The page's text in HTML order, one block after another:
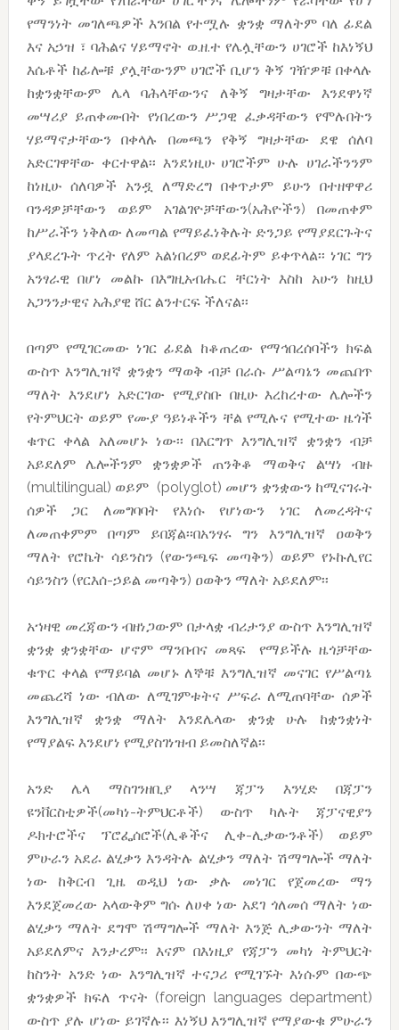
የማንነት መገለጫዎች እንበል የተሟሉ ቋንቋ ማለትም ባለ ፊደል
እና አኃዝ ፣ ባሕልና ሃይማኖት ወ.ዘ.ተ የሌሏቸውን ሀገሮች ከእነኝህ
እሴቶች ከፊሎቹ ያሏቸውንም ሀገሮች ቢሆን ቅኝ ገዥዎቹ በቀላሉ
ከቋንቋቸውም ሌላ ባሕላቸውንና ለቅኝ ግዛታቸው እንደዋነኛ
መሣሪያ ይጠቀሙበት የነበረውን ሥጋዊ ፈቃዳቸውን የሞሉበትን
ሃይማኖታቸውን በቀላሉ በመጫን የቅኝ ግዛታቸው ደዌ ሰለባ
አድርገዋቸው ቀርተዋል፡፡ እንደነዚሁ ሀገሮችም ሁሉ ሀገራችንንም
ከነዚሁ ሰለባዎች አንዷ ለማድረግ በቀጥታም ይሁን በተዘዋዋሪ
ባንዳዎቻቸውን ወይም አገልገዮቻቸውን(አሕዮችን) በመጠቀም
ከሥራችን ነቅለው ለመጣል የማይፈነቅሉት ድንጋይ የማያደርጉትና
ያላደረጉት ጥረት የለም አልነበረም ወደፊትም ይቀጥላል፡፡ ነገር ግን
አንፃራዊ በሆነ መልኩ በእግዚአብሔር ቸርነት እስከ አሁን ከዚህ
አጋንንታዊና አሕያዊ ሸር ልንተርፍ ችለናል፡፡
በጣም የሚገርመው ነገር ፊደል ከቆጠረው የማኅበረሰባችን ክፍል
ውስጥ እንግሊዝኛ ቋንቋን ማወቅ ብቻ በራሱ ሥልጣኔን መጨበጥ
ማለት እንደሆነ አድርገው የሚያስቡ በዚሁ እረከረተው ሌሎችን
የትምህርት ወይም የሙያ ዓይነቶችን ቸል የሚሉና የሚተው ዜጎች
ቁጥር ቀላል አለመሆኑ ነው፡፡ በእርግጥ እንግሊዝኛ ቋንቋን ብቻ
አይደለም ሌሎችንም ቋንቋዎች ጠንቅቆ ማወቅና ልሣነ ብዙ
(multilingual) ወይም (polyglot) መሆን ቋንቋውን ከሚናገሩት
ሰዎች ጋር ለመግባባት የእነሱ የሆነውን ነገር ለመረዳትና
ለመጠቀምም በጣም ይበጃል፡፡በአንፃሩ ግን እንግሊዝኛ ዐወቅን
ማለት የሮኬት ሳይንስን (የውንጫፍ መጣቅን) ወይም የኑኩሊየር
ሳይንስን (የርእሰ-ኃይል መጣቅን) ዐወቅን ማለት አይደለም፡፡
አኀዛዊ መረጃውን ብዘነጋውም በታላቋ ብሪታንያ ውስጥ እንግሊዝኛ
ቋንቋ ቋንቋቸው ሆኖም ማንበብና መጻፍ የማይችሉ ዜጎቻቸው
ቁጥር ቀላል የማይባል መሆኑ ለኞቹ እንግሊዝኛ መናገር የሥልጣኔ
መጨረሻ ነው ብለው ለሚገምቱትና ሥፍራ ለሚጠባቸው ሰዎች
እንግሊዝኛ ቋንቋ ማለት እንደሌላው ቋንቋ ሁሉ ከቋንቋነት
የማያልፍ እንደሆነ የሚያስገነዝብ ይመስለኛል፡፡
አንድ ሌላ ማስገንዘቢያ ላንሣ ጃፓን እንሂድ በጃፓን
ዩንቨርስቲዎች(መካነ-ትምህርቶች) ውስጥ ካሉት ጃፓናዊያን
ዶክተሮችና ፕሮፌሰሮች(ሊቆችና ሊቀ-ሊቃውንቶች) ወይም
ምሁራን አደራ ልሂቃን እንዳትሉ ልሂቃን ማለት ሽማግሎች ማለት
ነው ከቅርብ ጊዜ ወዲህ ነው ቃሉ መነገር የጀመረው ማን
እንደጀመረው አላውቅም ግሱ ለሀቀ ነው አደገ ጎለመሰ ማለት ነው
ልሂቃን ማለት ደግሞ ሽማግሎች ማለት እንጅ ሊቃውንት ማለት
አይደለምና እንታረም፡፡ እናም በእነዚያ የጃፓን መካነ ትምህርት
ከስንት አንድ ነው እንግሊዝኛ ተናጋሪ የሚገኙት እነሱም በውጭ
ቋንቋዎች ክፍለ ጥናት (foreign languages department)
ውስጥ ያሉ ሆነው ይገኛሉ፡፡ እነኝህ እንግሊዝኛ የማያውቁ ምሁራን